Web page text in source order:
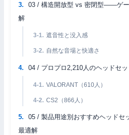
03 / 構造開放型 vs 密閉型——ゲ
解
遮音性と没入感
自然な音場と快適さ
04 / プロプロ2,210人のヘッドセ
VALORANT（610人）
CS2（866人）
05 / 製品用途別おすすめヘッド
最適解